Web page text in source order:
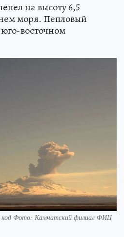
на высоту 6,5
моря. Пепловый
восточном
код Фото: Камчатский филиал ФИЦ